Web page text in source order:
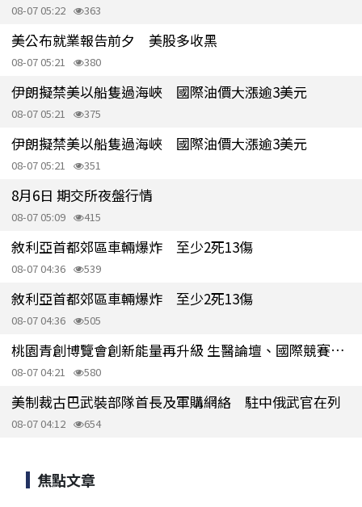
08-07 05:22 363
美公布就業報告前夕 美股多收黑
08-07 05:21 380
伊朗擬禁美以船隻過海峽 國際油價大漲逾3美元
08-07 05:21 375
伊朗擬禁美以船隻過海峽 國際油價大漲逾3美元
08-07 05:21 351
8月6日 期交所夜盤行情
08-07 05:09 415
敘利亞首都郊區車輛爆炸 至少2死13傷
08-07 04:36 539
敘利亞首都郊區車輛爆炸 至少2死13傷
08-07 04:36 505
桃園青創博覽會創新能量再升級 生醫論壇、國際競賽接力登場
08-07 04:21 580
美制裁古巴武裝部隊首長及軍購網絡 駐中俄武官在列
08-07 04:12 654
焦點文章